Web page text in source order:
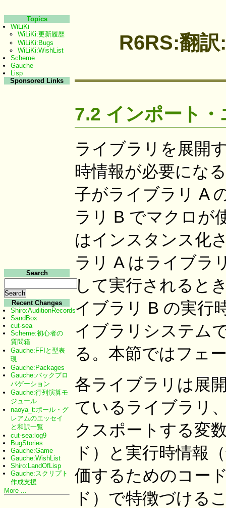
R6RS:翻
7.2 インポート
ライブラリを展開
時情報が必要にな
子がライブラリ A
ラリ B でマクロが
はインスタンス化
ラリ A はライブラ
して実行されると
イブラリ B の実行
イブラリシステム
る。本節ではフェ
各ライブラリは展
ているライブラリ
クスポートする変
ド）と実行時情報
価するためのコー
ド）で特徴づける
Topics
WiLiKi
WiLiKi:更新履歴
WiLiKi:Bugs
WiLiKi:WishList
Scheme
Gauche
Lisp
Sponsored Links
Search
Recent Changes
Shiro:AuditionRecords
SandBox
cut-sea
Scheme:初心者の
質問箱
Gauche:FFIと型表
現
Gauche:Packages
Gauche:バックプロ
パゲーション
Gauche:行列演算モ
ジュール
naoya_t:ポール・グ
レアムのエッセイ
と和訳一覧
cut-sea:log9
BugStories
Gauche:Game
Gauche:WishList
Shiro:LandOfLisp
Gauche:スクリプト
作成支援
More ...